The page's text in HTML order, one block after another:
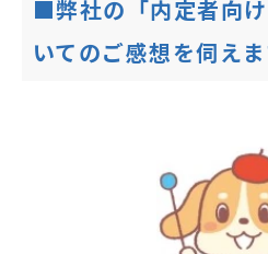
■弊社の「内定者向
いてのご感想を伺えま